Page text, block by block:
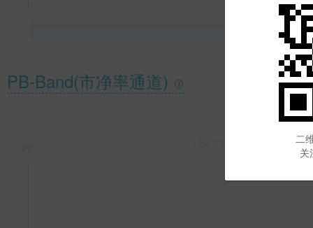
二
关
PB-Band(市净率通道)
包